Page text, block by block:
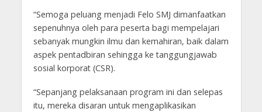
“Semoga peluang menjadi Felo SMJ dimanfaatkan
sepenuhnya oleh para peserta bagi mempelajari
sebanyak mungkin ilmu dan kemahiran, baik dalam
aspek pentadbiran sehingga ke tanggungjawab
sosial korporat (CSR).
“Sepanjang pelaksanaan program ini dan selepas
itu, mereka disaran untuk mengaplikasikan